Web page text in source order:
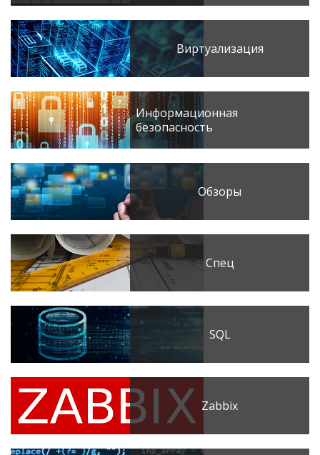
Виртуализация
Информационная
безопасность
Обзоры
Спец
SQL
Zabbix